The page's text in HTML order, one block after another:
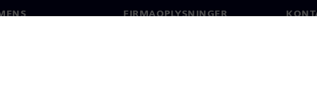
FIRMAOPLYSNINGER